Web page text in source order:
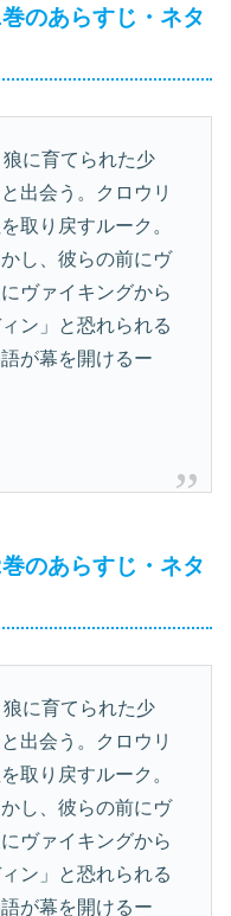
のあらすじ・ネタ
に育てられた少
出会う。クロウリ
取り戻すルーク。
し、彼らの前にヴ
ヴァイキングから
ン」と恐れられる
が幕を開けるー
のあらすじ・ネタ
に育てられた少
出会う。クロウリ
取り戻すルーク。
し、彼らの前にヴ
ヴァイキングから
ン」と恐れられる
が幕を開けるー